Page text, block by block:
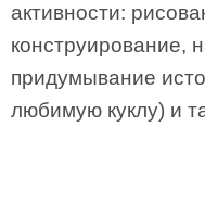
активности:
конструирование,
придумывание
любимую куклу) и